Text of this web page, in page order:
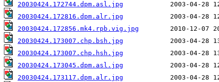
20030424.172744.dpm.asl.jpg
20030424.172816.dpm.alr.jpg
20030424.172856.mk4.rpb.vig.jpg
20030424.173007.chp.bsh.jpg
20030424.173007.chp.hsh.jpg
20030424.173045.dpm.asl.jpg
20030424.173117.dpm.alr.jpg